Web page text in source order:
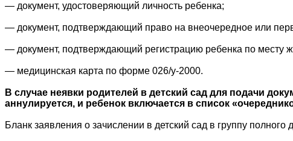
— документ, удостоверяющий личность ребенка;
— документ, подтверждающий право на внеочередное или
— документ, подтверждающий регистрацию ребенка по месту
— медицинская карта по форме 026/у-2000.
В случае неявки родителей в детский сад для подачи
аннулируется, и ребенок включается в список
Бланк заявления о зачислении в детский сад в группу полного